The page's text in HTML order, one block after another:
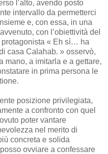
l’alto, avendo posto
intervallo da permetterci
e, con essa, in una
con l’obiettività del
protagonista « Eh sì… ha
casa Calahab. » osservò,
mano, a imitarla e a gettare,
in prima persona le
posizione privilegiata,
a confronto con quel
poter vantare
nel merito di
concreta e solida
ovviare a confessare